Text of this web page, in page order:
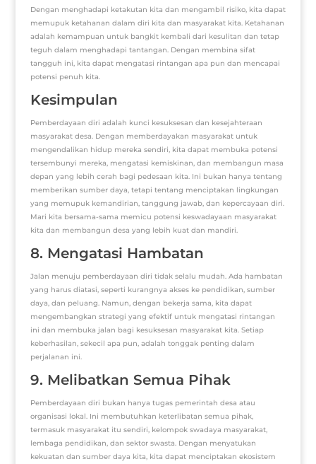
Dengan menghadapi ketakutan kita dan mengambil risiko, kita dapat
memupuk ketahanan dalam diri kita dan masyarakat kita. Ketahanan
adalah kemampuan untuk bangkit kembali dari kesulitan dan tetap
teguh dalam menghadapi tantangan. Dengan membina sifat
tangguh ini, kita dapat mengatasi rintangan apa pun dan mencapai
potensi penuh kita.
Kesimpulan
Pemberdayaan diri adalah kunci kesuksesan dan kesejahteraan
masyarakat desa. Dengan memberdayakan masyarakat untuk
mengendalikan hidup mereka sendiri, kita dapat membuka potensi
tersembunyi mereka, mengatasi kemiskinan, dan membangun masa
depan yang lebih cerah bagi pedesaan kita. Ini bukan hanya tentang
memberikan sumber daya, tetapi tentang menciptakan lingkungan
yang memupuk kemandirian, tanggung jawab, dan kepercayaan diri.
Mari kita bersama-sama memicu potensi keswadayaan masyarakat
kita dan membangun desa yang lebih kuat dan mandiri.
8. Mengatasi Hambatan
Jalan menuju pemberdayaan diri tidak selalu mudah. Ada hambatan
yang harus diatasi, seperti kurangnya akses ke pendidikan, sumber
daya, dan peluang. Namun, dengan bekerja sama, kita dapat
mengembangkan strategi yang efektif untuk mengatasi rintangan
ini dan membuka jalan bagi kesuksesan masyarakat kita. Setiap
keberhasilan, sekecil apa pun, adalah tonggak penting dalam
perjalanan ini.
9. Melibatkan Semua Pihak
Pemberdayaan diri bukan hanya tugas pemerintah desa atau
organisasi lokal. Ini membutuhkan keterlibatan semua pihak,
termasuk masyarakat itu sendiri, kelompok swadaya masyarakat,
lembaga pendidikan, dan sektor swasta. Dengan menyatukan
kekuatan dan sumber daya kita, kita dapat menciptakan ekosistem